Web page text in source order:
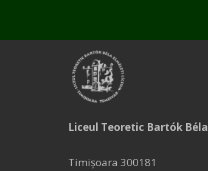
Liceul Teoretic Bartók Béla
Timișoara 300181